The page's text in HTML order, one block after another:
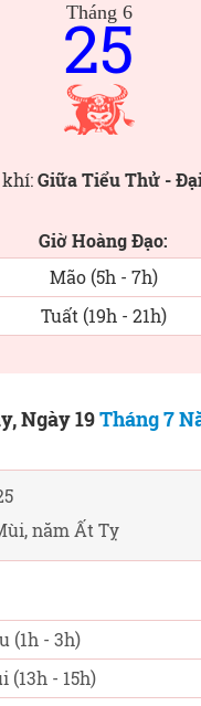
Tháng 6
25
Giữa Tiểu Thử -
Giờ Hoàng Đạo:
Mão (5h - 7h)
Tuất (19h - 21h)
Ngày 19Tháng 7
năm Ất Tỵ
(1h - 3h)
(13h - 15h)